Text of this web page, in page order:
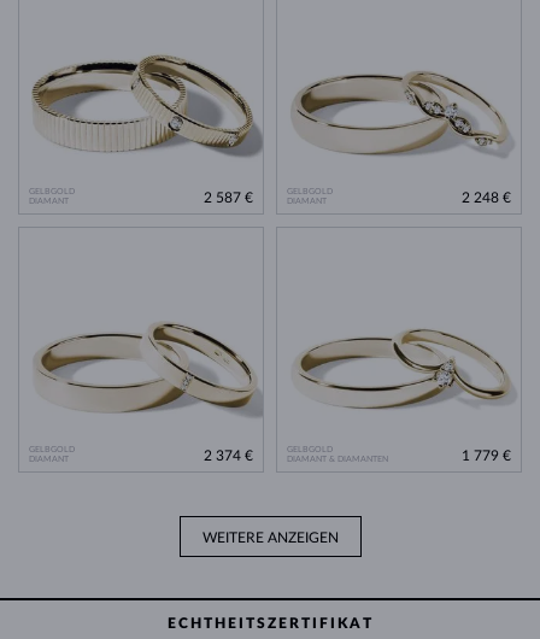
GELBGOLD
DIAMANT
2 587 €
GELBGOLD
DIAMANT
2 248 €
GELBGOLD
DIAMANT
2 374 €
GELBGOLD
DIAMANT & DIAMANTEN
1 779 €
WEITERE ANZEIGEN
ECHTHEITSZERTIFIKAT